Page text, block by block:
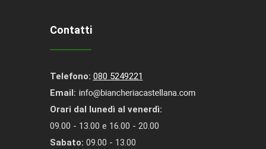
Contatti
Telefono: 080 5249221
Email:
Orari dal lunedì al venerdì:
09.00 - 13.00 e 16.00 - 20.00
Sabato: 09.00 - 13.00